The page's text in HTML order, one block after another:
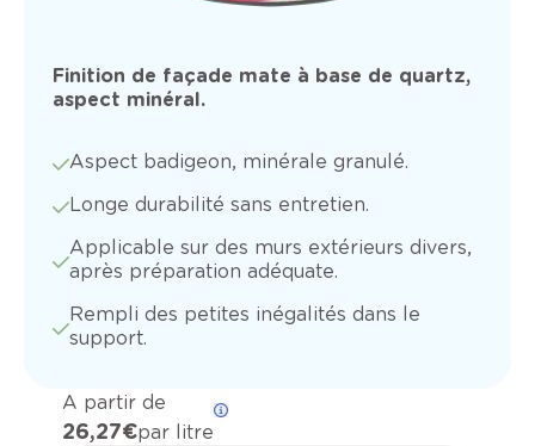
Finition de façade mate à base de quartz,
aspect minéral.
Aspect badigeon, minérale granulé.
Longe durabilité sans entretien.
Applicable sur des murs extérieurs divers,
après préparation adéquate.
Rempli des petites inégalités dans le
support.
A partir de
26,27 €par litre